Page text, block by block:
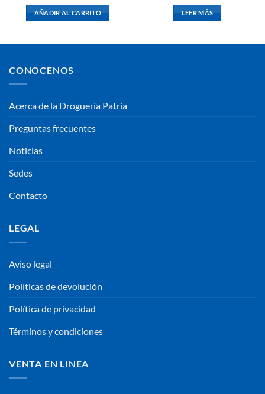
AÑADIR AL CARRITO LEER MÁS
CONOCENOS
Acerca de la Droguería Patria
Preguntas frecuentes
Noticias
Sedes
Contacto
LEGAL
Aviso legal
Políticas de devolución
Política de privacidad
Términos y condiciones
VENTA EN LINEA